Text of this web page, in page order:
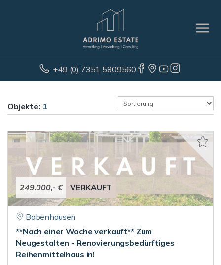
+49 (0) 7351 5809560
Objekte: 1
249.000,- € VERKAUFT
Babenhausen
**Nach einer Woche verkauft** Zum
Neugestalten - Renovierungsbedürftiges
Reihenmittelhaus in!